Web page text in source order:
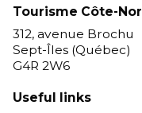
Tourisme Côte-
312, avenue Brochu
Sept-Îles (Québec)
G4R 2W6
Useful links